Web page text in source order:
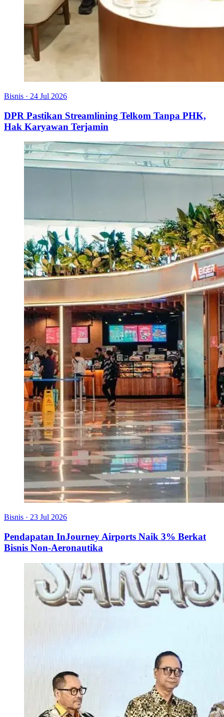
Bisnis · 24 Jul 2026
DPR Pastikan Streamlining Telkom Tanpa PHK,
Hak Karyawan Terjamin
Bisnis · 23 Jul 2026
Pendapatan InJourney Airports Naik 3% Berkat
Bisnis Non-Aeronautika